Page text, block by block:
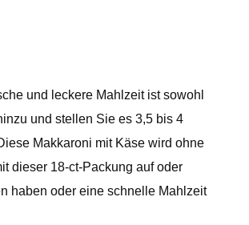
und leckere Mahlzeit ist sowohl
und stellen Sie es 3,5 bis 4
Makkaroni mit Käse wird ohne
dieser 18-ct-Packung auf oder
haben oder eine schnelle Mahlzeit